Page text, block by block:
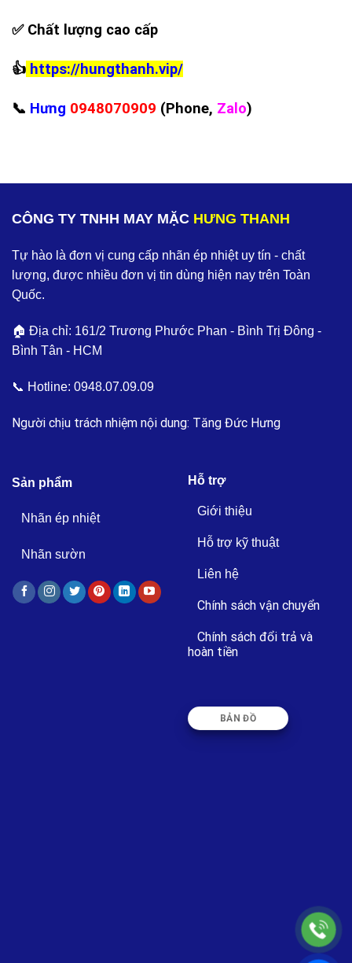
✅Chất lượng cao cấp
👍 https://hungthanh.vip/
📞 Hưng 0948070909 (Phone, Zalo)
CÔNG TY TNHH MAY MẶC HƯNG THANH
Tự hào là đơn vị cung cấp nhãn ép nhiệt uy tín - chất
lượng, được nhiều đơn vị tin dùng hiện nay trên Toàn
Quốc.
🏠 Địa chỉ: 161/2 Trương Phước Phan - Bình Trị Đông -
Bình Tân - HCM
📞 Hotline: 0948.07.09.09
Người chịu trách nhiệm nội dung: Tăng Đức Hưng
Sản phẩm
Nhãn ép nhiệt
Nhãn sườn
Hỗ trợ
Giới thiệu
Hỗ trợ kỹ thuật
Liên hệ
Chính sách vận chuyển
Chính sách đổi trả và
hoàn tiền
BẢN ĐỒ